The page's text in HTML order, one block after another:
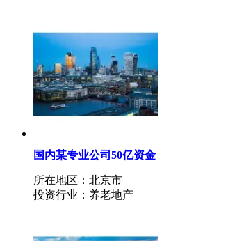
国内某专业公司50亿资金
目及选择合作方操盘海南
健康产业项目
所在地区：北京市
投资行业：养老地产